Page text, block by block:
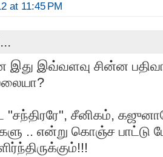
at 11:45 PM
இவ்வளவு சின்ன
சீனிகம்,
.. என்று கொஞ்ச பாட்டு